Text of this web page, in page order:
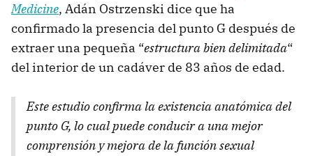
Medicine, Adán Ostrzenski dice que ha
confirmado la presencia del punto G después de
extraer una pequeña “estructura bien delimitada“
del interior de un cadáver de 83 años de edad.
Este estudio confirma la existencia anatómica del
punto G, lo cual puede conducir a una mejor
comprensión y mejora de la función sexual